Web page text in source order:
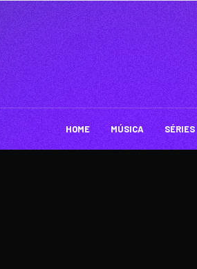
HOME MÚSICA SÉRIES